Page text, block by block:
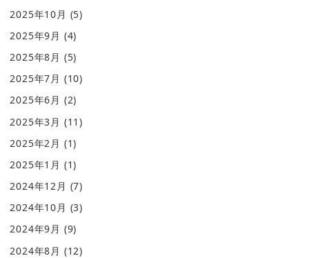
2025年10月 (5)
2025年9月 (4)
2025年8月 (5)
2025年7月 (10)
2025年6月 (2)
2025年3月 (11)
2025年2月 (1)
2025年1月 (1)
2024年12月 (7)
2024年10月 (3)
2024年9月 (9)
2024年8月 (12)